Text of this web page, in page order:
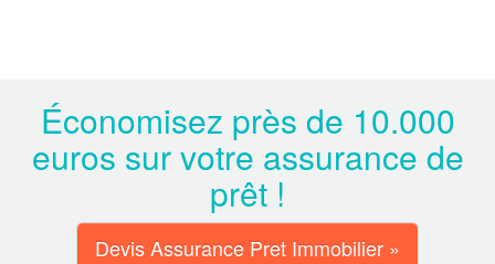
Économisez près de 10.000
euros sur votre assurance de
prêt !
Devis Assurance Pret Immobilier »